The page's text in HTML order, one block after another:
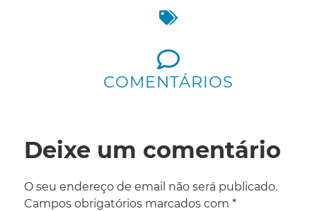
COMENTÁRIOS
Deixe um comentário
O seu endereço de email não será publicado.
Campos obrigatórios marcados com *